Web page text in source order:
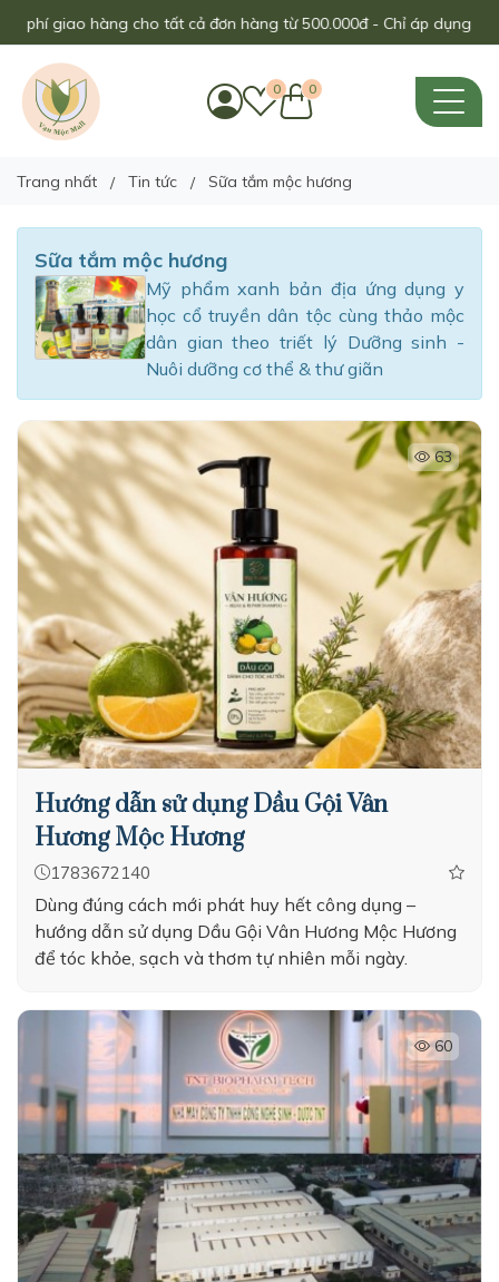
tất cả đơn hàng từ 500.000đ - Chỉ áp dụng trong tháng này!
0 0
Trang nhất Tin tức Sữa tắm mộc hương
Sữa tắm mộc hương
Mỹ phẩm xanh bản địa ứng dụng y
học cổ truyền dân tộc cùng thảo mộc
dân gian theo triết lý Dưỡng sinh -
Nuôi dưỡng cơ thể & thư giãn
63
Hướng dẫn sử dụng Dầu Gội Vân
Hương Mộc Hương
1783672140
Dùng đúng cách mới phát huy hết công dụng –
hướng dẫn sử dụng Dầu Gội Vân Hương Mộc Hương
để tóc khỏe, sạch và thơm tự nhiên mỗi ngày.
60